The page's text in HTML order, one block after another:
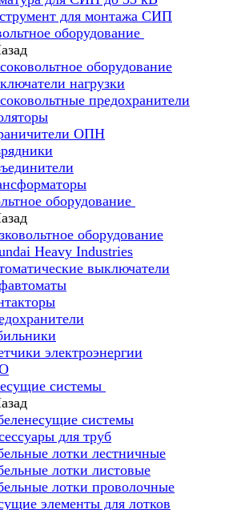
для монтажа СИП
оборудование
оборудование
нагрузки
предохранители
ОПН
оборудование
оборудование
Heavy Industries
выключатели
электроэнергии
системы
системы
для труб
лотки лестничные
лотки листовые
лотки проволочные
элементы для лотков